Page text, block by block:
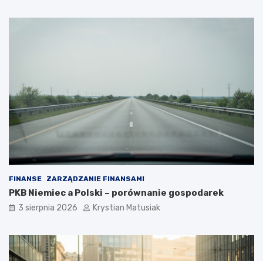
FINANSE ZARZĄDZANIE FINANSAMI
PKB Niemiec a Polski – porównanie gospodarek
3 sierpnia 2026 Krystian Matusiak